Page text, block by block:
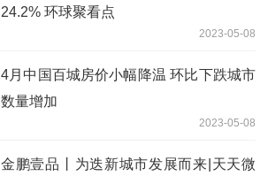
24.2% 环球聚看点
2023-05-08
4月中国百城房价小幅降温 环比下跌城市
数量增加
2023-05-08
金鹏壹品丨为迭新城市发展而来|天天微